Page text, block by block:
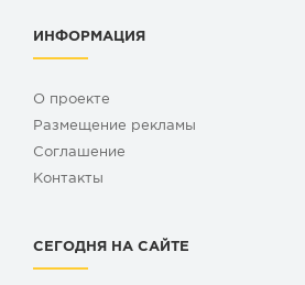
ИНФОРМАЦИЯ
О проекте
Размещение рекламы
Cоглашение
Контакты
СЕГОДНЯ НА САЙТЕ